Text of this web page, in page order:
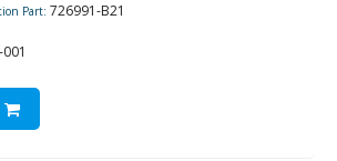
Part: 726991-B21